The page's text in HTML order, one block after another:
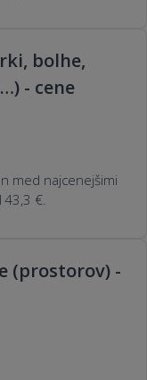
bolhe,
- cene
med najcenejšimi
€.
(prostorov) -